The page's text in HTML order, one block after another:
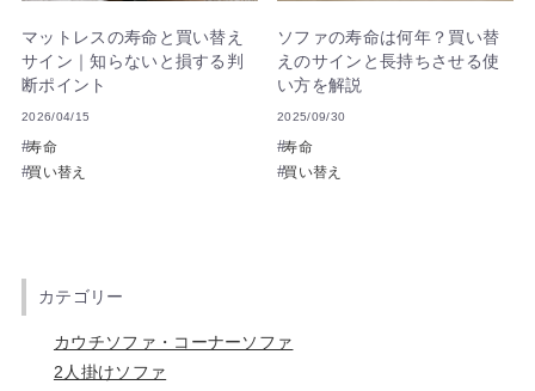
マットレスの寿命と買い替え
サイン｜知らないと損する判
断ポイント
2026/04/15
寿命
買い替え
ソファの寿命は何年？買い替
えのサインと長持ちさせる使
い方を解説
2025/09/30
寿命
買い替え
カテゴリー
カウチソファ・コーナーソファ
2人掛けソファ